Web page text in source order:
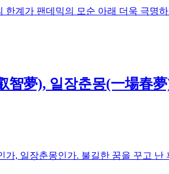
한계가 팬데믹의 모순 아래 더욱 극명
夢), 일장춘몽(一場春
, 일장춘몽인가. 불길한 꿈을 꾸고